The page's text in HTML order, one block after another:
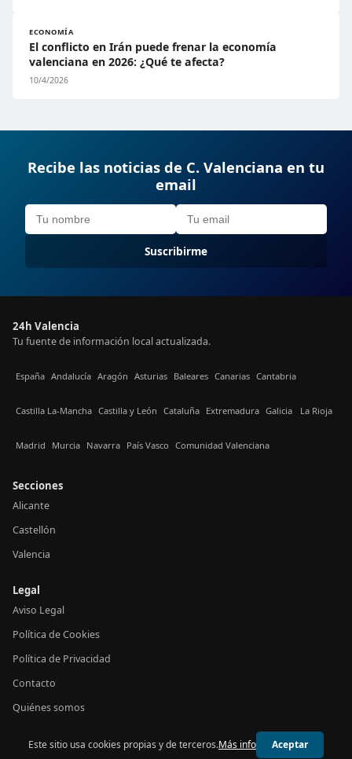
ECONOMÍA
El conflicto en Irán puede frenar la economía
valenciana en 2026: ¿Qué te afecta?
10/4/2026
Recibe las noticias de C. Valenciana en tu
email
Suscribirme
24h Valencia
Tu fuente de información local actualizada.
España Andalucía Aragón Asturias Baleares Canarias Cantabria
Castilla La-Mancha Castilla y León Cataluña Extremadura Galicia La Rioja
Madrid Murcia Navarra País Vasco Comunidad Valenciana
Secciones
Alicante
Castellón
Valencia
Legal
Aviso Legal
Política de Cookies
Política de Privacidad
Contacto
Quiénes somos
© 2026 24h Valencia
Este sitio usa cookies propias y de terceros.Más info Aceptar